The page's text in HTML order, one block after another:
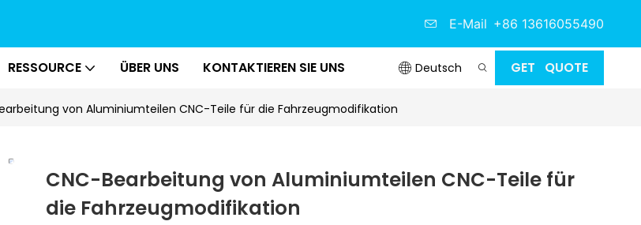
E-Mail +86 13616055490
RESSOURCE ÜBER UNS KONTAKTIEREN SIE UNS Deutsch GET QUOTE
von Aluminiumteilen CNC-Teile für die Fahrzeugmodifikation
CNC-Bearbeitung von Aluminiumteilen CNC-Teile für
die Fahrzeugmodifikation